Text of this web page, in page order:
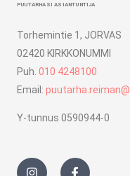
PUUTARHASI ASIANTUNTIJA
Torhemintie 1, JORVAS
02420 KIRKKONUMMI
Puh. 010 4248100
Email:
Y-tunnus 0590944-0
I
n
F
a